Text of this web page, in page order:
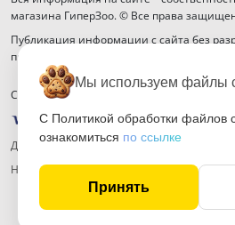
магазина ГиперЗоо. © Все права
Публикация информации с сайта без
правообладателя запрещена.
Способы оплаты
Договор публичной оферты
Настройка файлов cookie
Мы используем файлы
С Политикой обработки файлов
ознакомиться по ссылке
Принять